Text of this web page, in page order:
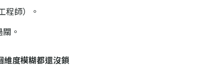
程師）。
。
度模糊都還沒鎖